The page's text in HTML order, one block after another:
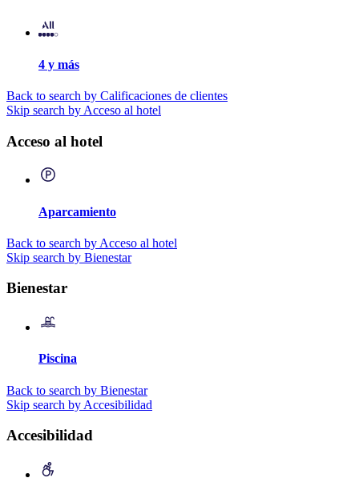
4 y más
Back to search by Calificaciones de clientes
Skip search by Acceso al hotel
Acceso al hotel
Aparcamiento
Back to search by Acceso al hotel
Skip search by Bienestar
Bienestar
Piscina
Back to search by Bienestar
Skip search by Accesibilidad
Accesibilidad